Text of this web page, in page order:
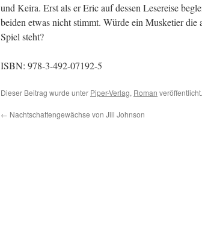
und Keira. Erst als er Eric auf dessen Lesereise
beiden etwas nicht stimmt. Würde ein Musketier die
Spiel steht?
ISBN: 978-3-492-07192-5
Dieser Beitrag wurde unter Piper-Verlag, Roman
← Nachtschattengewächse von Jill Johnson